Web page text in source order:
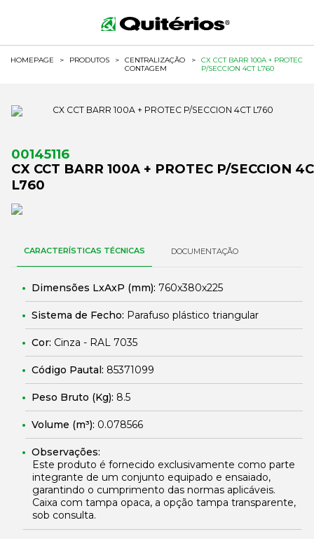
HOMEPAGE > PRODUTOS >
CENTRALIZAÇÃO
CONTAGEM
>
CX CCT BARR 100A + PROTEC
P/SECCION 4CT L760
00145116
CX CCT BARR 100A + PROTEC P/SECCION
L760
CARACTERÍSTICAS TÉCNICAS DOCUMENTAÇÃO
Dimensões LxAxP (mm): 760x380x225
Sistema de Fecho: Parafuso plástico triangular
Cor: Cinza - RAL 7035
Código Pautal: 85371099
Peso Bruto (Kg): 8.5
Volume (m³): 0.078566
Observações:
Este produto é fornecido exclusivamente como parte
integrante de um conjunto equipado e ensaiado,
garantindo o cumprimento das normas aplicáveis.
Caixa com tampa opaca, a opção tampa transparente,
sob consulta.